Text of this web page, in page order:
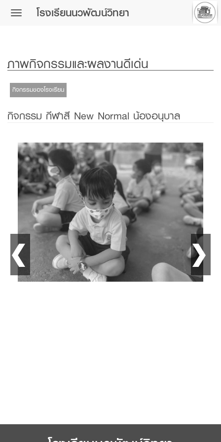
Toggle โรงเรียนนวพัฒน์วิทยา
ภาพกิจกรรมและผลงานดีเด่น
กิจกรรมของโรงเรียน
กิจกรรม กีฬาสี New Normal น้องอนุบาล